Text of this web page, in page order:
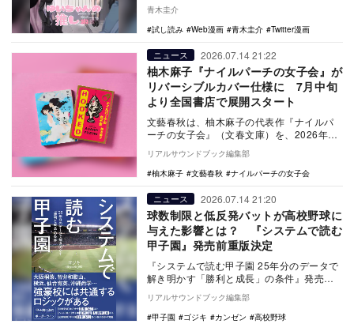
間ドラマや現場のリアルなこだわり、今後
の展望を語る。
青木圭介
試し読み
Web漫画 青木圭介 Twitter漫画
ニュース 2026.07.14 21:22
柚木麻子『ナイルパーチの女子会』が
リバーシブルカバー仕様に 7月中旬
より全国書店で展開スタート
文藝春秋は、柚木麻子の代表作『ナイルパ
ーチの女子会』（文春文庫）を、2026年7
月中旬よりリバーシブルカバー仕様で全国
書店にて展…
リアルサウンドブック編集部
柚木麻子
文藝春秋 ナイルパーチの女子会
ニュース 2026.07.14 21:20
球数制限と低反発バットが高校野球に
与えた影響とは？ 『システムで読む
甲子園』発売前重版決定
『システムで読む甲子園 25年分のデータで
解き明かす「勝利と成長」の条件』発売前
重版が決定。本書は地方大会から甲子園ま
で25年分…
リアルサウンドブック編集部
甲子園
ゴジキ カンゼン 高校野球